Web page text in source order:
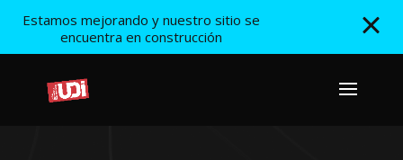
Estamos mejorando y nuestro sitio se
encuentra en construcción